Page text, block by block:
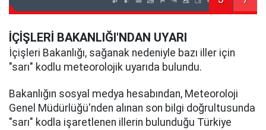
İÇİŞLERİ BAKANLIĞI'NDAN UYARI
İçişleri Bakanlığı, sağanak nedeniyle bazı iller için
"sarı" kodlu meteorolojik uyarıda bulundu.
Bakanlığın sosyal medya hesabından, Meteoroloji
Genel Müdürlüğü'nden alınan son bilgi doğrultusunda
"sarı" kodla işaretlenen illerin bulunduğu Türkiye